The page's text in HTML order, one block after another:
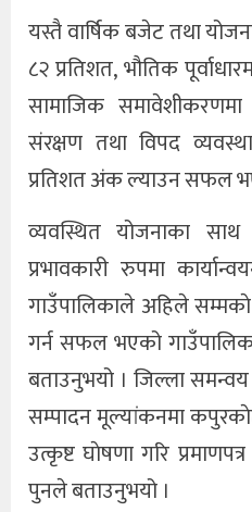
यस्तै वार्षिक बजेट तथा
८२ प्रतिशत, भौतिक
सामाजिक
संरक्षण तथा विपद
प्रतिशत अंक ल्याउन सफल
व्यवस्थित योजनाका साथ
प्रभावकारी रुपमा
गाउँपालिकाले अहिले सम्मकाे
गर्न सफल भएको
बताउनुभयो । जिल्ला
सम्पादन मूल्यांकनमा
उत्कृष्ट घाेषणा गरि
पुनले बताउनुभयो ।